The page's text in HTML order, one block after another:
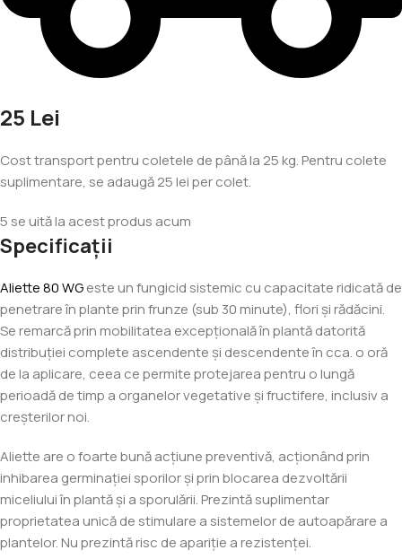
25 Lei
Cost transport pentru coletele de până la 25 kg. Pentru colete
suplimentare, se adaugă 25 lei per colet.
5 se uită la acest produs acum
Specificații
Aliette 80 WGeste un fungicid sistemic cu capacitate ridicată de
penetrare în plante prin frunze (sub 30 minute), flori și rădăcini.
Se remarcă prin mobilitatea excepţională în plantă datorită
distribuţiei complete ascendente şi descendente în cca. o oră
de la aplicare, ceea ce permite protejarea pentru o lungă
perioadă de timp a organelor vegetative şi fructifere, inclusiv a
creşterilor noi.
Aliette are o foarte bună acţiune preventivă, acţionând prin
inhibarea germinaţiei sporilor şi prin blocarea dezvoltării
miceliului în plantă şi a sporulării. Prezintă suplimentar
proprietatea unică de stimulare a sistemelor de autoapărare a
plantelor. Nu prezintă risc de apariţie a rezistenţei.